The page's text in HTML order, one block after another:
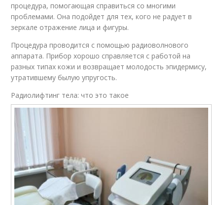
процедура, помогающая справиться со многими
проблемами. Она подойдет для тех, кого не радует в
зеркале отражение лица и фигуры.
Процедура проводится с помощью радиоволнового
аппарата. Прибор хорошо справляется с работой на
разных типах кожи и возвращает молодость эпидермису,
утратившему былую упругость.
Радиолифтинг тела: что это такое